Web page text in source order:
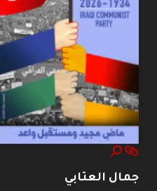
جمال العتابي